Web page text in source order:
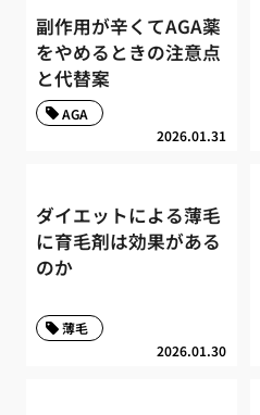
副作用が辛くてAGA薬
をやめるときの注意点
と代替案
2026.01.31
AGA
ダイエットによる薄毛
に育毛剤は効果がある
のか
2026.01.30
薄毛